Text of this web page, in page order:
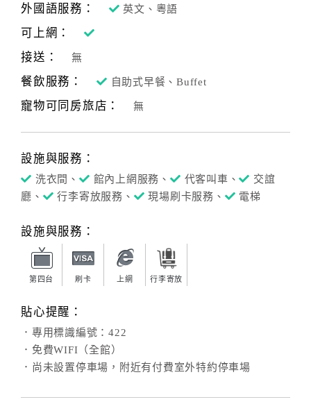
外國語服務： 英文、粵語
可上網：
接送：
無
餐飲服務： 自助式早餐、Buffet
寵物可同房旅店： 無
設施與服務：
洗衣間、 館內上網服務、 代客叫車、
交誼
廳、
行李寄放服務、 現場刷卡服務、 電梯
設施與服務：
第四台 刷卡 上網 行李寄放
貼心提醒：
．專用標識編號：422
．免費WIFI（全館）
．尚未設置停車場，附近有付費室外特約停車場